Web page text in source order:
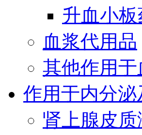
升血小板
血浆代用品
其他作用
作用于内分
肾上腺皮